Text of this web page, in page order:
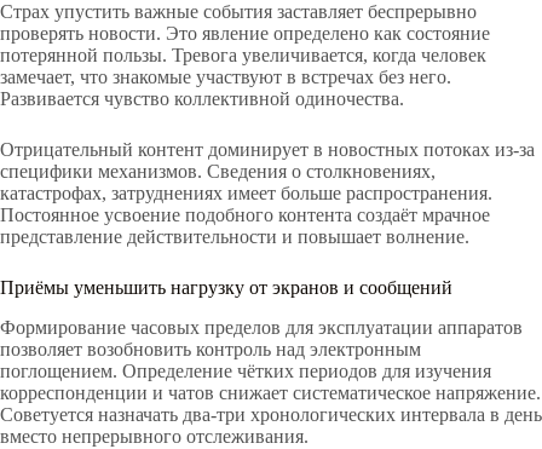
Страх упустить важные события заставляет беспрерывно
проверять новости. Это явление определено как состояние
потерянной пользы. Тревога увеличивается, когда человек
замечает, что знакомые участвуют в встречах без него.
Развивается чувство коллективной одиночества.
Отрицательный контент доминирует в новостных потоках из-за
специфики механизмов. Сведения о столкновениях,
катастрофах, затруднениях имеет больше распространения.
Постоянное усвоение подобного контента создаёт мрачное
представление действительности и повышает волнение.
Приёмы уменьшить нагрузку от экранов и сообщений
Формирование часовых пределов для эксплуатации аппаратов
позволяет возобновить контроль над электронным
поглощением. Определение чётких периодов для изучения
корреспонденции и чатов снижает систематическое напряжение.
Советуется назначать два-три хронологических интервала в день
вместо непрерывного отслеживания.